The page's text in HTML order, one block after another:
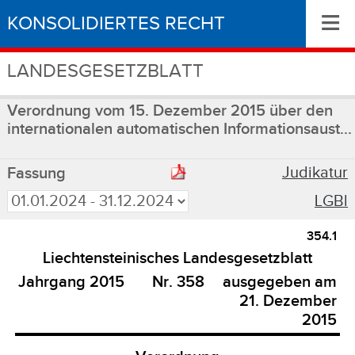
KONSOLIDIERTES RECHT
LANDESGESETZBLATT
≡
Verordnung vom 15. Dezember 2015 über den
internationalen automatischen Informationsaust...
Fassung
Judikatur
LGBl